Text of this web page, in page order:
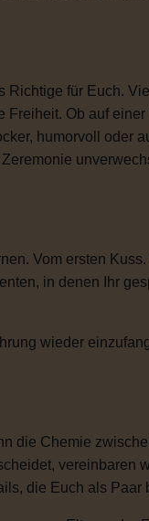
für Euch.
Ob auf
humorvoll oder
Vom ersten
in denen Ihr
wieder
die Chemie
vereinbaren
die Euch als Paar